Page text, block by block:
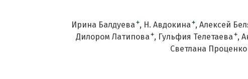
Ирина Балдуева + Н. Авдокина + Алексей
Дилором Латипова + Гульфия Телетаева +
Светлана Проценко